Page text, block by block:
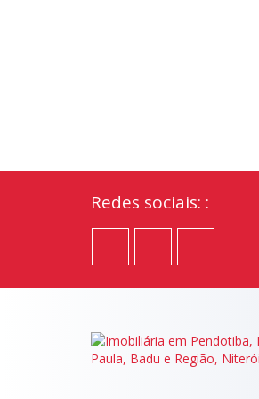
Redes sociais: :